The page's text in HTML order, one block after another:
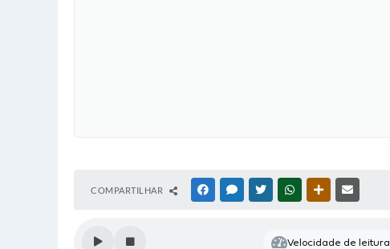
COMPARTILHAR FACEBOOKMESSENGER
TWITTERWHATSAPPOUTRAS MÍDIAS
Velocidade de